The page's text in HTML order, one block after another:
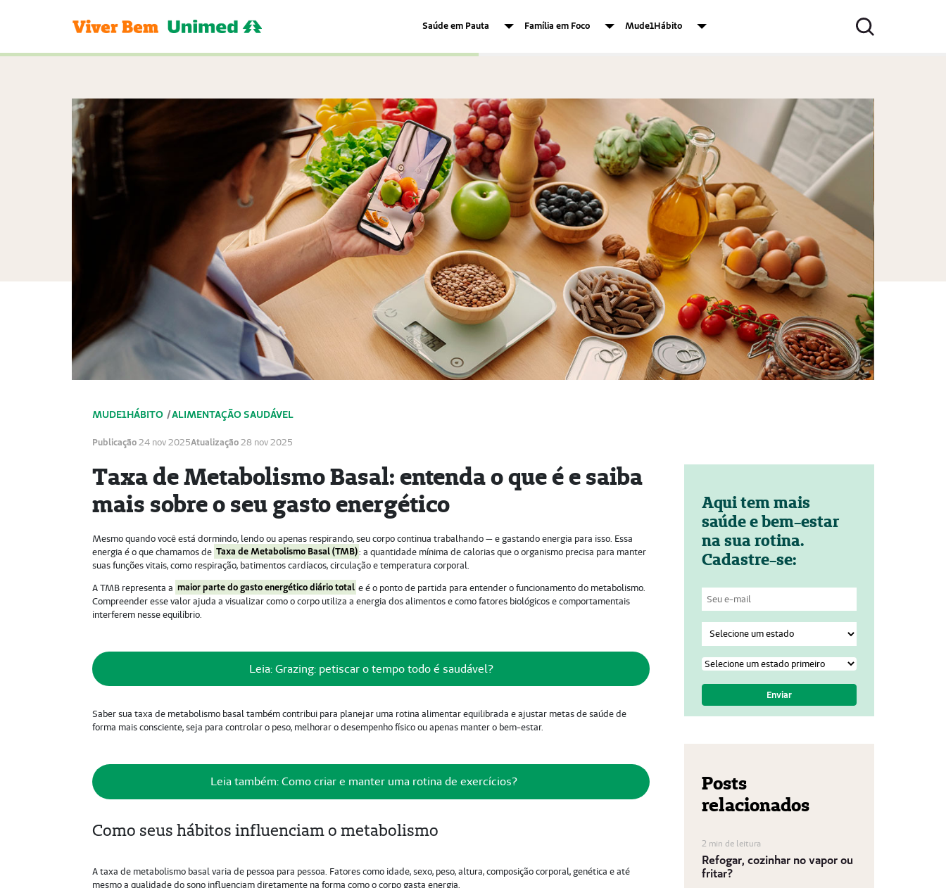
Saúde em Pauta Família em Foco Mude1Hábito
MUDE1HÁBITO /ALIMENTAÇÃO SAUDÁVEL
Publicação24 nov 2025Atualização28 nov 2025
Taxa de Metabolismo Basal: entenda o que é e saiba
mais sobre o seu gasto energético
Mesmo quando você está dormindo, lendo ou apenas respirando, seu corpo continua trabalhando — e gastando energia para isso. Essa
energia é o que chamamos de Taxa de Metabolismo Basal (TMB): a quantidade mínima de calorias que o organismo precisa para manter
suas funções vitais, como respiração, batimentos cardíacos, circulação e temperatura corporal.
A TMB representa a maior parte do gasto energético diário total e é o ponto de partida para entender o funcionamento do metabolismo.
Compreender esse valor ajuda a visualizar como o corpo utiliza a energia dos alimentos e como fatores biológicos e comportamentais
interferem nesse equilíbrio.
Leia: Grazing: petiscar o tempo todo é saudável?
Saber sua taxa de metabolismo basal também contribui para planejar uma rotina alimentar equilibrada e ajustar metas de saúde de
forma mais consciente, seja para controlar o peso, melhorar o desempenho físico ou apenas manter o bem-estar.
Leia também: Como criar e manter uma rotina de exercícios?
Como seus hábitos influenciam o metabolismo
A taxa de metabolismo basal varia de pessoa para pessoa. Fatores como idade, sexo, peso, altura, composição corporal, genética e até
mesmo a qualidade do sono influenciam diretamente na forma como o corpo gasta energia.
Aqui tem mais
saúde e bem-estar
na sua rotina.
Cadastre-se:
Posts
relacionados
2 min de leitura
Refogar, cozinhar no vapor ou
fritar?